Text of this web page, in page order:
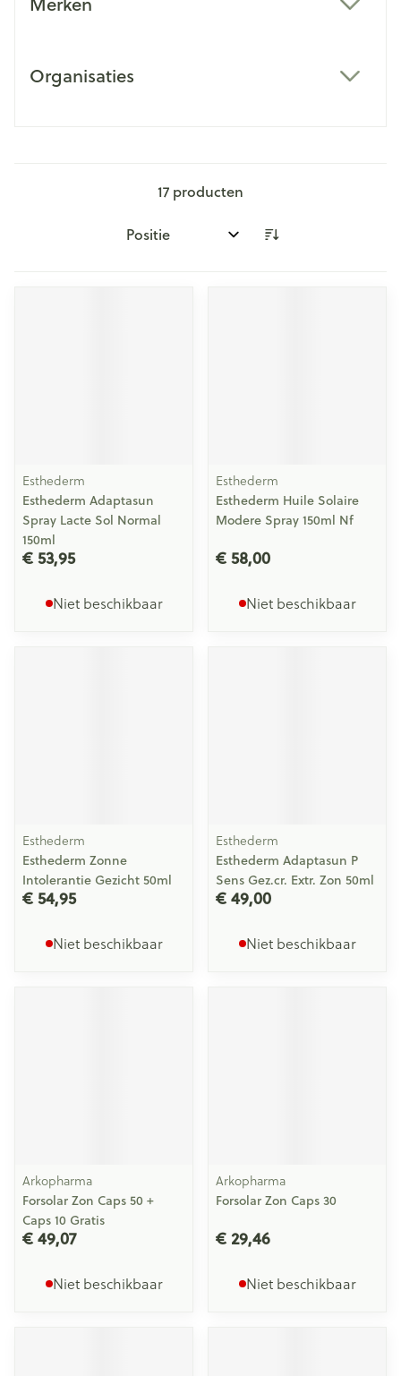
Organisaties
17 producten
Sorteer op:
Esthederm
Esthederm Adaptasun
Spray Lacte Sol Normal
150ml
€ 53,95
Niet beschikbaar
Esthederm
Esthederm Huile Solaire
Modere Spray 150ml Nf
€ 58,00
Niet beschikbaar
Esthederm
Esthederm Zonne
Intolerantie Gezicht 50ml
€ 54,95
Niet beschikbaar
Esthederm
Esthederm Adaptasun P
Sens Gez.cr. Extr. Zon 50ml
€ 49,00
Niet beschikbaar
Arkopharma
Forsolar Zon Caps 50 +
Caps 10 Gratis
€ 49,07
Niet beschikbaar
Arkopharma
Forsolar Zon Caps 30
€ 29,46
Niet beschikbaar